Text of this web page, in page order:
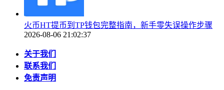
火币HT提币到TP钱包完整指南，新手零失误操作步骤
2026-08-06 21:02:37
关于我们
联系我们
免责声明